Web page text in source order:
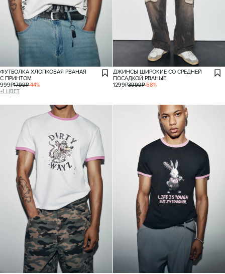
ФУТБОЛКА ХЛОПКОВАЯ РВАНАЯ
С ПРИНТОМ
999₽1799₽-44%
+1 ЦВЕТ
ДЖИНСЫ ШИРОКИЕ СО СРЕДНЕЙ
ПОСАДКОЙ РВАНЫЕ
1299₽3999₽-68%